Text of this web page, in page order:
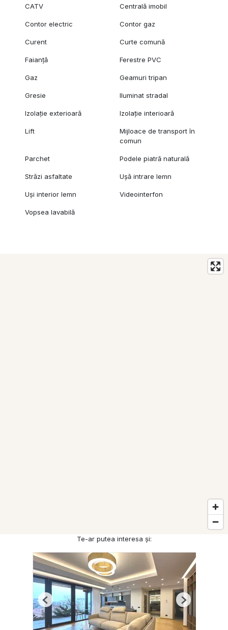
CATV Centrală imobil
Contor electric Contor gaz
Curent Curte comună
Faianță Ferestre PVC
Gaz Geamuri tripan
Gresie Iluminat stradal
Izolație exterioară Izolație interioară
Lift
Mijloace de transport în
comun
Parchet Podele piatră naturală
Străzi asfaltate Ușă intrare lemn
Uși interior lemn Videointerfon
Vopsea lavabilă
Te-ar putea interesa și:
Previous Next